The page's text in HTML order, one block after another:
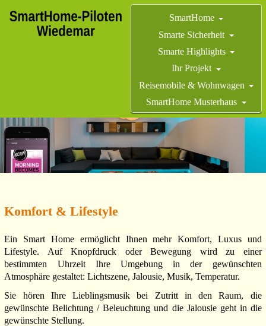
SmartHome
Smarte Sicherheit
Smarte Highlights
Ihr Projekt
Reisemobile & Wohnwagen
SmartHome Musterhaus
Komfort & Lifestyle
Ein Smart Home ermöglicht Ihnen mehr Komfort, Luxus und
Lifestyle. Auf Knopfdruck oder Bewegung wird zu einer
bestimmten Uhrzeit Ihre Umgebung in der gewünschten
Atmosphäre gestaltet: Lichtszene, Jalousie, Musik, Temperatur.
Sie hören Ihre Lieblingsmusik bei Zutritt in den Raum, die
gewünschte Belichtung / Beleuchtung und die Jalousie geht in die
gewünschte Stellung.